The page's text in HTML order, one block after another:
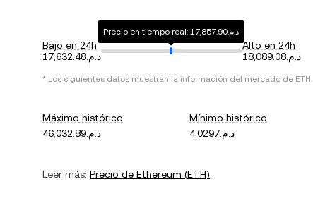
Bajo en 24h
د.م.17,632.48
Precio en tiempo real: د.م.17,857.90
Alto en 24h
د.م.18,089.08
* Los siguientes datos muestran la información del mercado de ETH.
Máximo histórico
د.م.46,032.89
Mínimo histórico
د.م.4.0297
Leer más: Precio de Ethereum (ETH)